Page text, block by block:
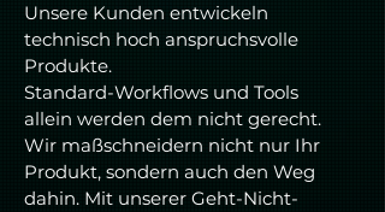
Unsere Kunden entwickeln
technisch hoch anspruchsvolle
Produkte.
Standard-Workflows und Tools
allein werden dem nicht gerecht.
Wir maßschneidern nicht nur Ihr
Produkt, sondern auch den Weg
dahin. Mit unserer Geht-Nicht-